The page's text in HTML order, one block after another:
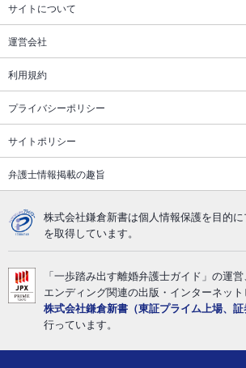
サイトについて
運営会社
利用規約
プライバシーポリシー
サイトポリシー
弁護士情報掲載の趣旨
株式会社鎌倉新書は個人情報保護を目的
を取得しています。
「一歩踏み出す離婚弁護士ガイド」の運
エンディング関連の出版・インターネッ
株式会社鎌倉新書（東証プライム上場、証
行っています。